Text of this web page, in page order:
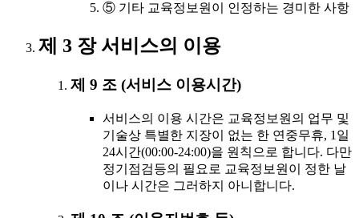
⑤ 기타 교육정보원이 인정하는 경미한 사항
제 3 장 서비스의 이용
제 9 조 (서비스 이용시간)
서비스의 이용 시간은 교육정보원의 업무 및
기술상 특별한 지장이 없는 한 연중무휴, 1일
24시간(00:00-24:00)을 원칙으로 합니다. 다만
정기점검등의 필요로 교육정보원이 정한 날
이나 시간은 그러하지 아니합니다.